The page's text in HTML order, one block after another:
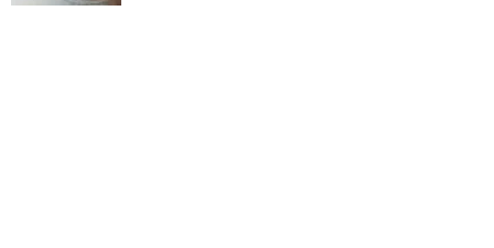
9 编写的流式 XML 解析器，MIT 许可证。和 libxml2 一样，它是